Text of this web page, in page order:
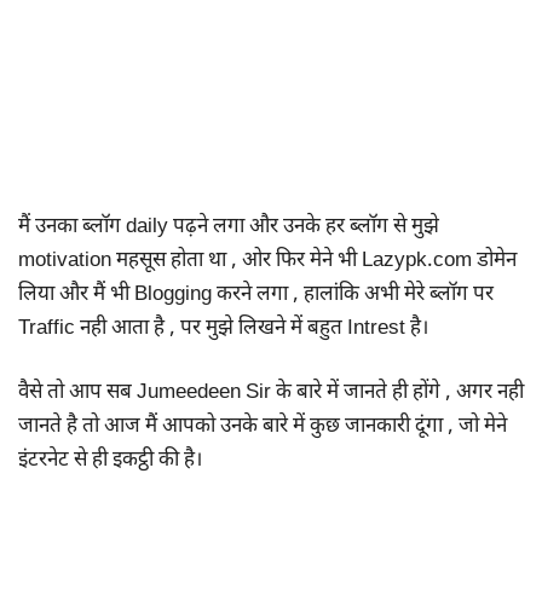
मैं उनका ब्लॉग daily पढ़ने लगा और उनके हर ब्लॉग से मुझे
motivation महसूस होता था , ओर फिर मेने भी Lazypk.com डोमेन
लिया और मैं भी Blogging करने लगा , हालांकि अभी मेरे ब्लॉग पर
Traffic नही आता है , पर मुझे लिखने में बहुत Intrest है।
वैसे तो आप सब Jumeedeen Sir के बारे में जानते ही होंगे , अगर नही
जानते है तो आज मैं आपको उनके बारे में कुछ जानकारी दूंगा , जो मेने
इंटरनेट से ही इकट्ठी की है।